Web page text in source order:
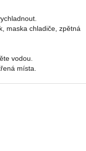
maska chladiče, zpětná
vodou.
místa.